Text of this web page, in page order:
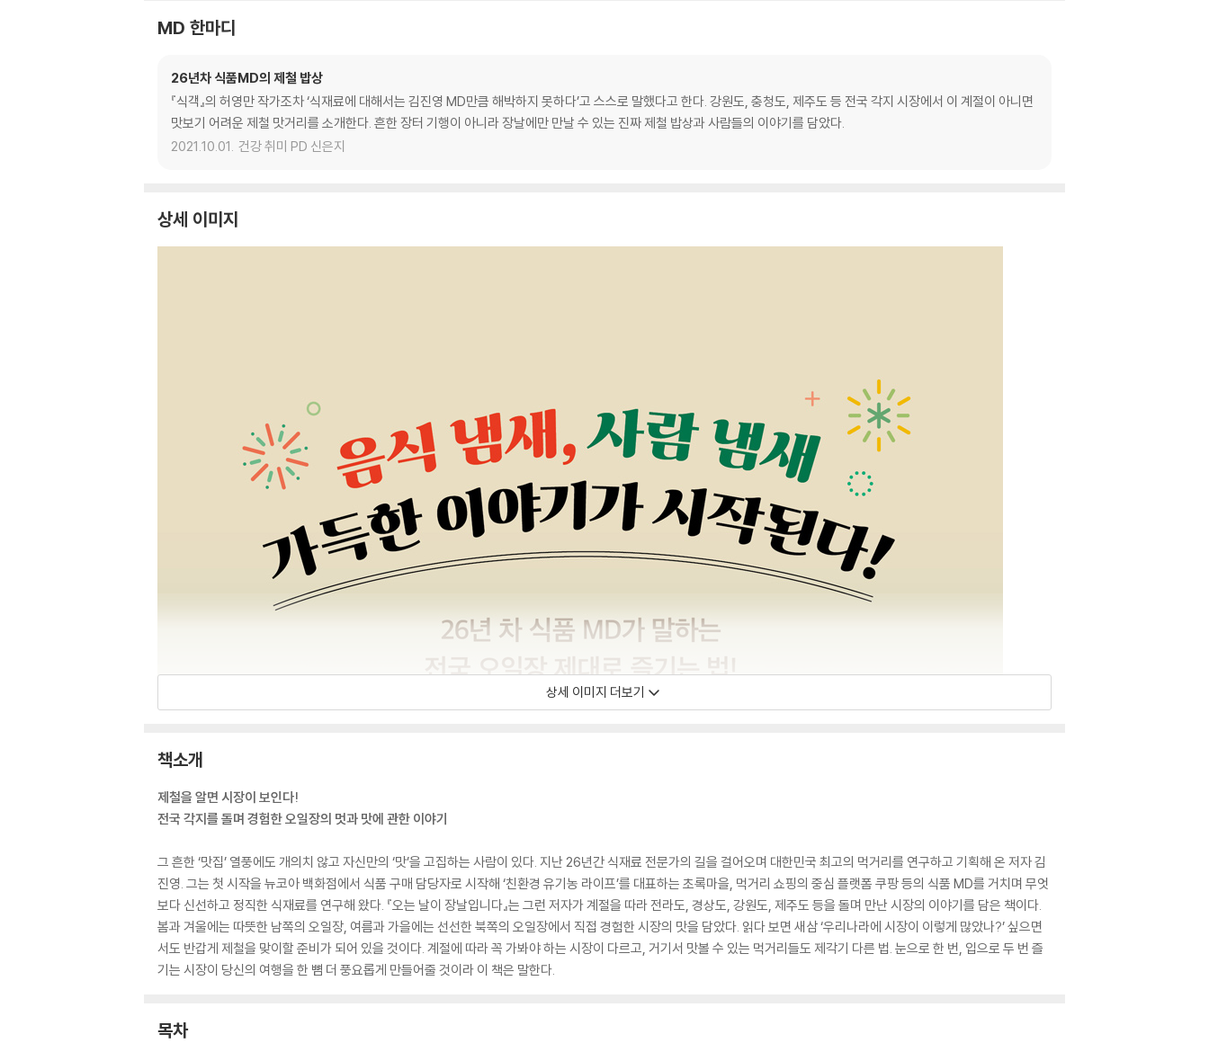
MD 한마디
26년차 식품MD의 제철 밥상
『식객』의 허영만 작가조차 ‘식재료에 대해서는 김진영 MD만큼 해박하지 못하다’고 스스로 말했다고 한다. 강원도, 충청도, 제주도 등 전국 각지 시장에서 이 계절이 아니면
맛보기 어려운 제철 맛거리를 소개한다. 흔한 장터 기행이 아니라 장날에만 만날 수 있는 진짜 제철 밥상과 사람들의 이야기를 담았다.
2021.10.01. 건강 취미 PD 신은지
상세 이미지
상세 이미지 더보기
책소개
제철을 알면 시장이 보인다!
전국 각지를 돌며 경험한 오일장의 멋과 맛에 관한 이야기
그 흔한 ‘맛집’ 열풍에도 개의치 않고 자신만의 ‘맛’을 고집하는 사람이 있다. 지난 26년간 식재료 전문가의 길을 걸어오며 대한민국 최고의 먹거리를 연구하고 기획해 온 저자 김
진영. 그는 첫 시작을 뉴코아 백화점에서 식품 구매 담당자로 시작해 ‘친환경 유기농 라이프’를 대표하는 초록마을, 먹거리 쇼핑의 중심 플랫폼 쿠팡 등의 식품 MD를 거치며 무엇
보다 신선하고 정직한 식재료를 연구해 왔다. 『오는 날이 장날입니다』는 그런 저자가 계절을 따라 전라도, 경상도, 강원도, 제주도 등을 돌며 만난 시장의 이야기를 담은 책이다.
봄과 겨울에는 따뜻한 남쪽의 오일장, 여름과 가을에는 선선한 북쪽의 오일장에서 직접 경험한 시장의 맛을 담았다. 읽다 보면 새삼 ‘우리나라에 시장이 이렇게 많았나?’ 싶으면
서도 반갑게 제철을 맞이할 준비가 되어 있을 것이다. 계절에 따라 꼭 가봐야 하는 시장이 다르고, 거기서 맛볼 수 있는 먹거리들도 제각기 다른 법. 눈으로 한 번, 입으로 두 번 즐
기는 시장이 당신의 여행을 한 뼘 더 풍요롭게 만들어줄 것이라 이 책은 말한다.
목차